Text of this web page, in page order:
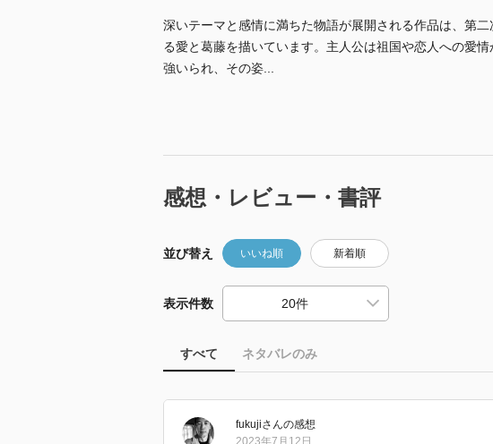
深いテーマと感情に満ちた物語が展開される作品は、第
る愛と葛藤を描いています。主人公は祖国や恋人への愛
強いられ、その姿...
感想・レビュー・書評
並び替え いいね順 新着順
表示件数
すべて ネタバレのみ
fukujiさんの感想
2023年7月12日